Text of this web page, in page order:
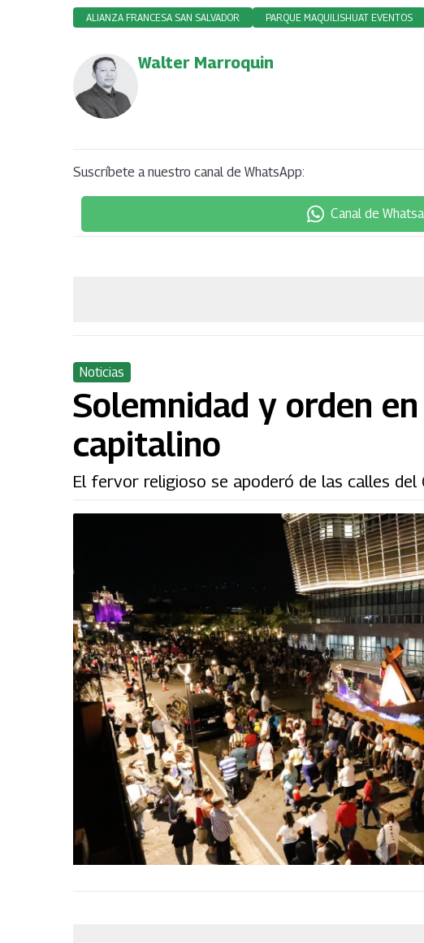
ALIANZA FRANCESA SAN SALVADOR PARQUE MAQUILISHUAT EVENTOS
Walter Marroquin
Suscríbete a nuestro canal de WhatsApp:
Canal de
Noticias
Solemnidad y orden
capitalino
El fervor religioso se apoderó de las calles